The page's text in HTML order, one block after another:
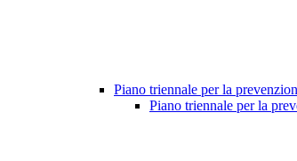
Piano triennale per la
Piano triennale per la